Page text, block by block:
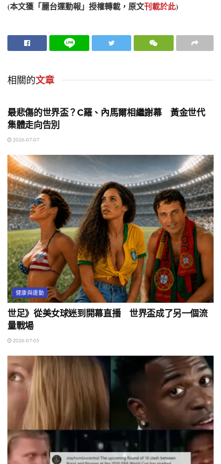
(本文獲「麗台運動報」授權轉載，原文刊載於此)
相關的文章
最悲傷的世界盃？C羅、內馬爾相繼謝幕 黃金世代
集體走向告別
2026-07-07
健康與運動
世足》從美女球迷到開幕直播 世界盃成了另一個流
量戰場
2026-07-05